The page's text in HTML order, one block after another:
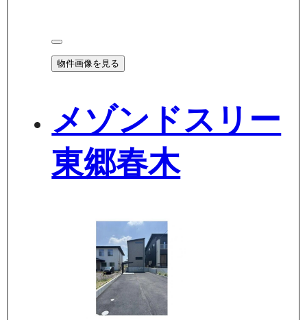
物件画像を見る
メゾンドスリー
東郷春木